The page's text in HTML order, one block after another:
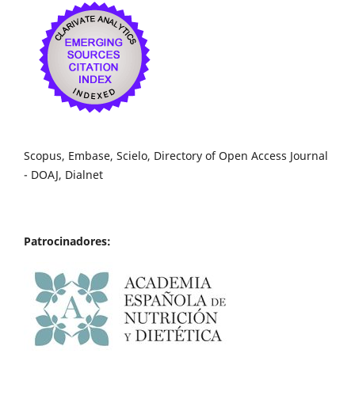
Scopus, Embase, Scielo, Directory of Open Access Journal
- DOAJ, Dialnet
Patrocinadores: